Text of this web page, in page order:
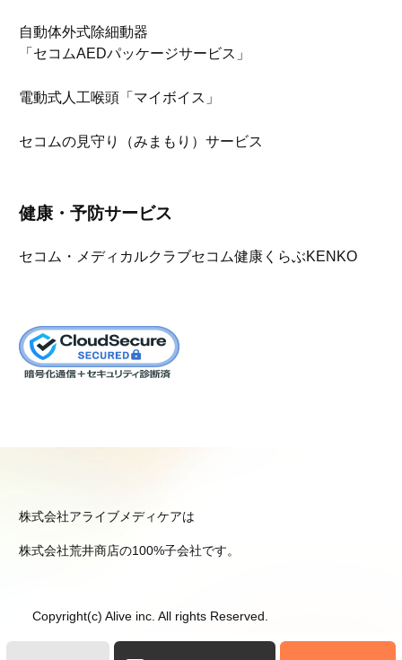
自動体外式除細動器
「セコムAEDパッケージサービス」
電動式人工喉頭「マイボイス」
セコムの見守り（みまもり）サービス
健康・予防サービス
セコム・メディカルクラブセコム健康くらぶKENKO
株式会社アライブメディケアは
株式会社荒井商店の100%子会社です。
Copyright(c) Alive inc. All rights Reserved.